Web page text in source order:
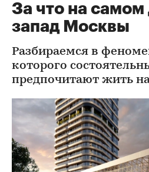
За что на самом
запад Москвы
Разбираемся в
которого
предпочитают жить